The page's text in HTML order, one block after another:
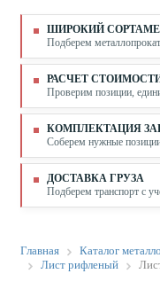
ШИРОКИЙ
Подберем
РАСЧЕТ
Проверим позиции,
КОМПЛЕКТАЦИЯ
Соберем нужные
ДОСТАВКА ГРУЗА
Подберем транспорт с
Главная Каталог
Лист рифленый